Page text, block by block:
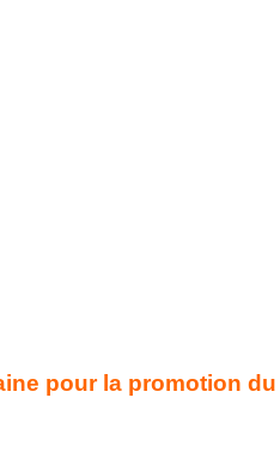
pour la promotion